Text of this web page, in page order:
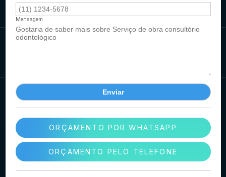
Mensagem
ORÇAMENTO POR WHATSAPP
ORÇAMENTO PELO TELEFONE